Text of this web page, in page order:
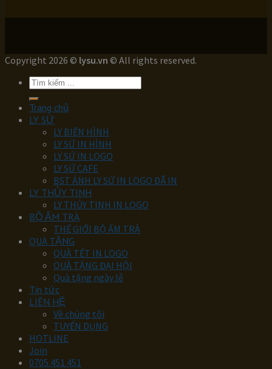
Copyright 2026 © lysu.vn © All rights reserved.
Tìm
kiếm:
Trang chủ
LY SỨ
LY BIẾN HÌNH
LY SỨ IN HÌNH
LY SỨ IN LOGO
LY SỨ CAFE
BST ẢNH LY SỨ IN LOGO ĐÃ IN
LY THỦY TINH
LY THỦY TINH IN LOGO
BỘ ẤM TRÀ
THẾ GIỚI BỘ ẤM TRÀ
QUÀ TẶNG
QUÀ TẾT IN LOGO
QUÀ TẶNG ĐẠI HỘI
Quà tặng ngày lễ
Tin tức
LIÊN HỆ
Về chúng tôi
TUYỂN DỤNG
HOTLINE
Join
0705.451.451